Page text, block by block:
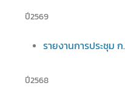
ปี2569
รายงานการประชุม
ปี2568